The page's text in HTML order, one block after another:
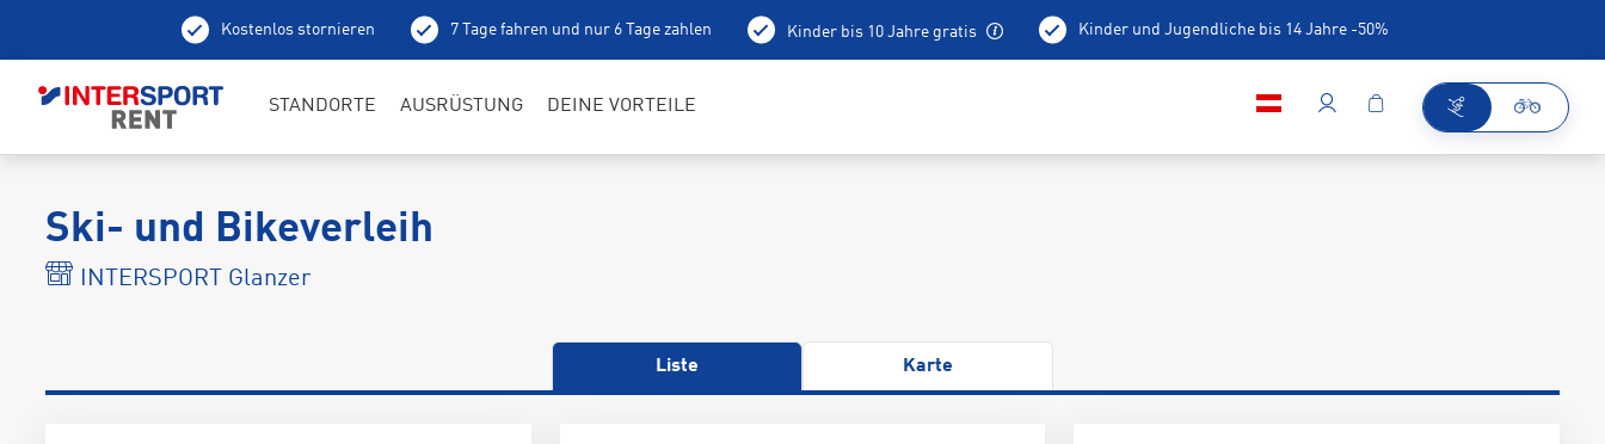
Kostenlos stornieren 7 Tage fahren und nur 6 Tage zahlen Kinder bis 10 Jahre gratis Kinder und Jugendliche bis 14 Jahre -50%
STANDORTE AUSRÜSTUNG DEINE VORTEILE
Ski- und Bikeverleih
INTERSPORT Glanzer
Liste Karte